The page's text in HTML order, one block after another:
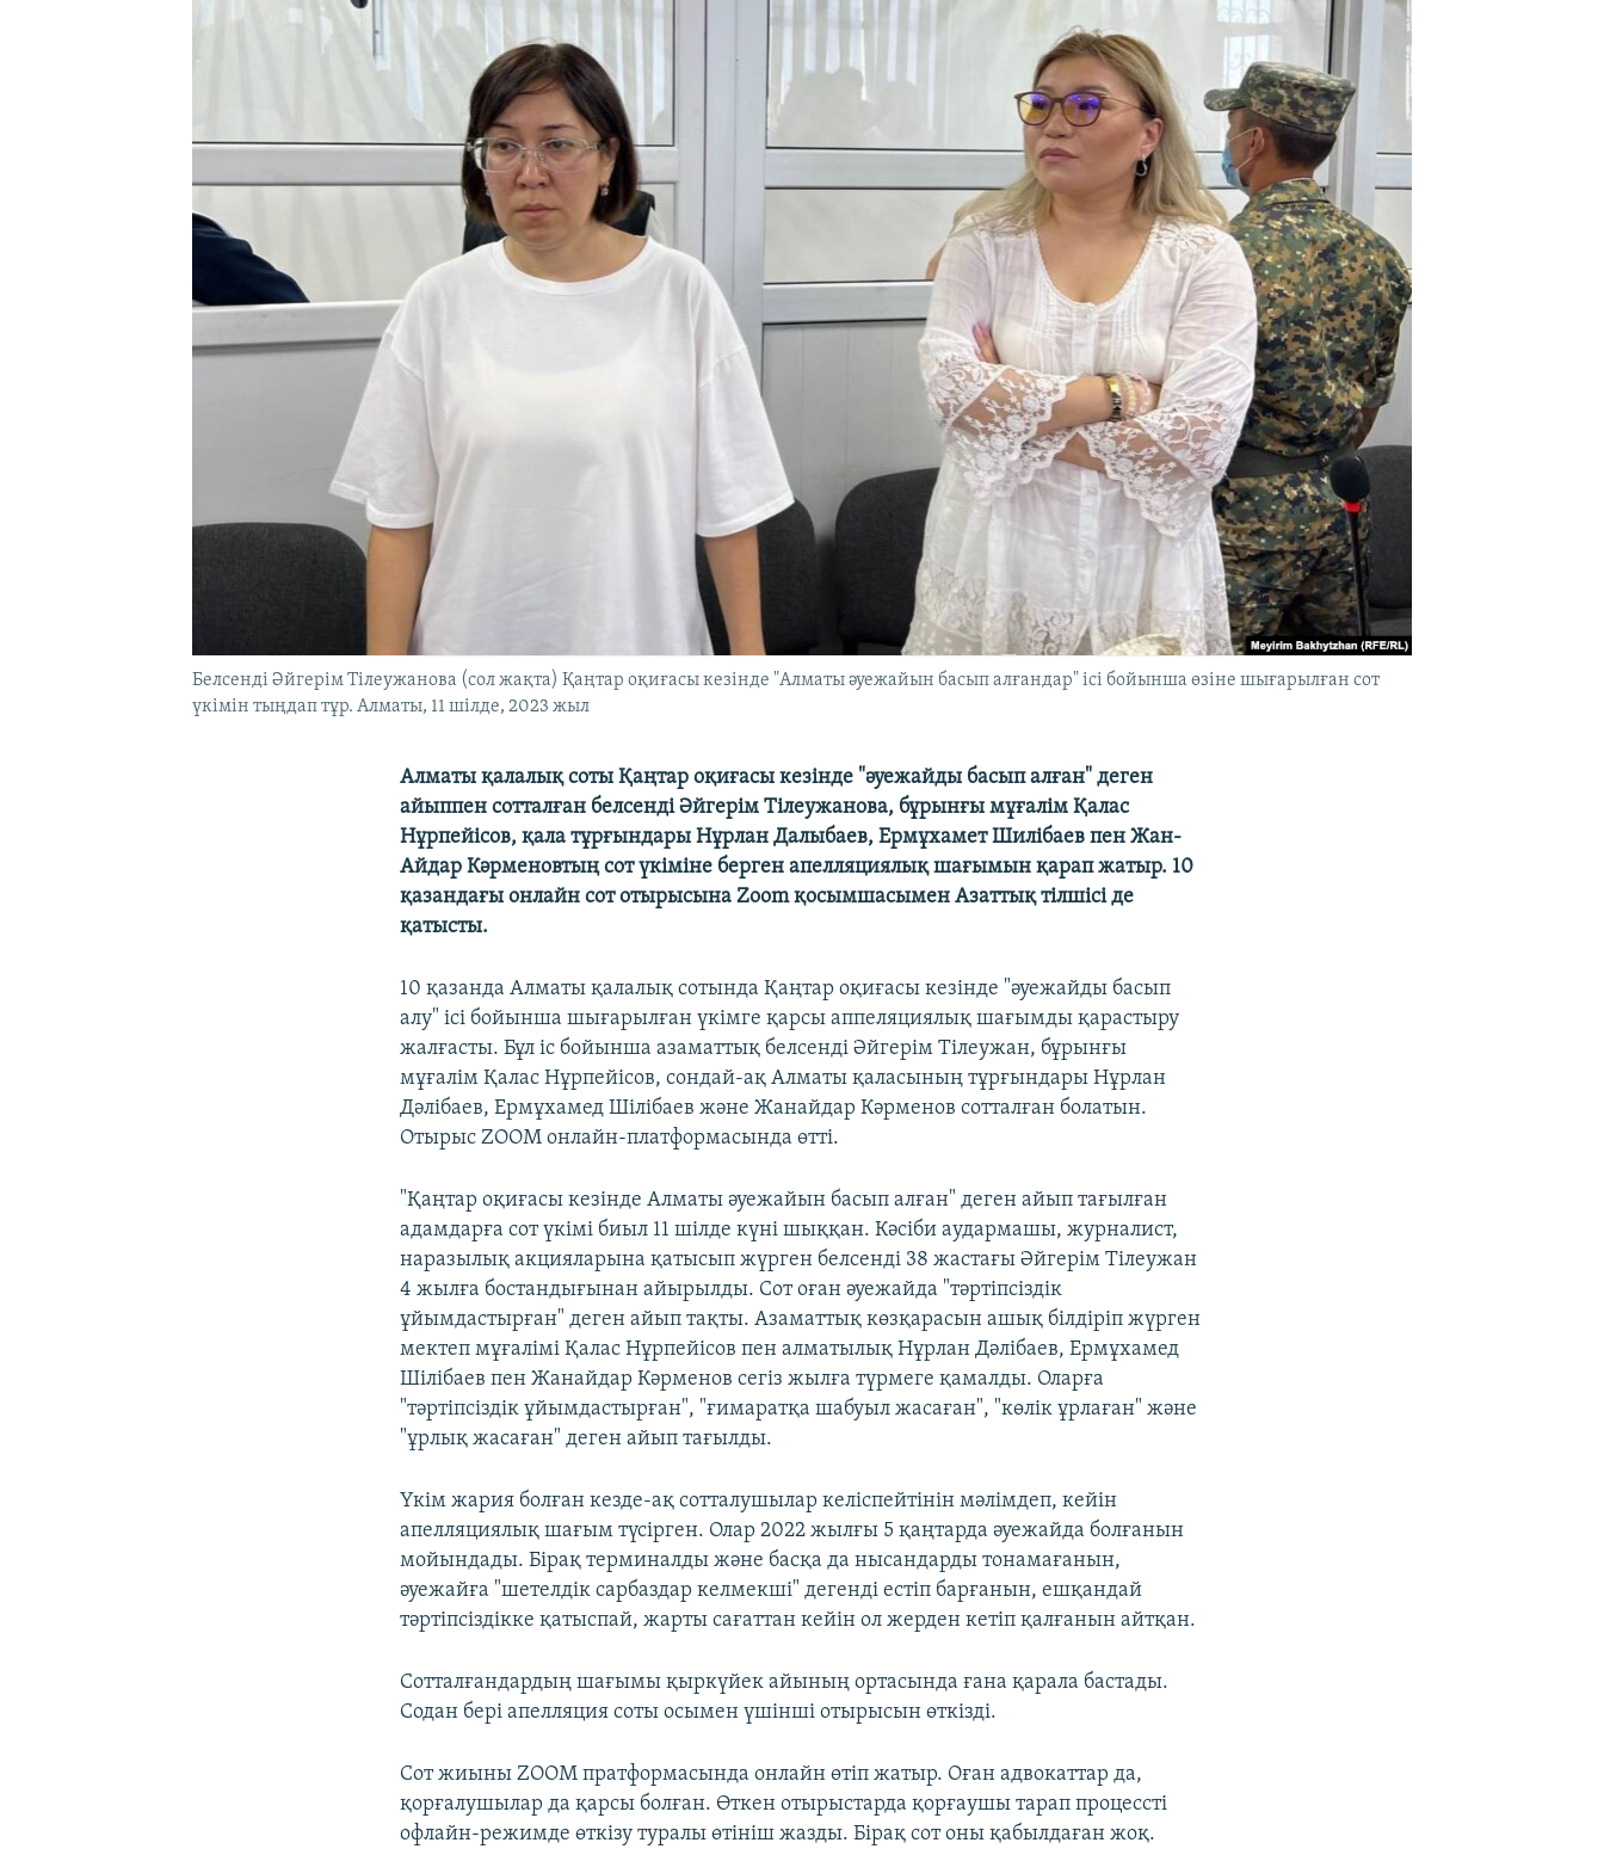
Белсенді Әйгерім Тілеужанова (сол жақта) Қаңтар оқиғасы кезінде "Алматы әуежайын басып алғандар" ісі бойынша өзіне шығарылған сот
үкімін тыңдап тұр. Алматы, 11 шілде, 2023 жыл
Алматы қалалық соты Қаңтар оқиғасы кезінде "әуежайды басып алған" деген
айыппен сотталған белсенді Әйгерім Тілеужанова, бұрынғы мұғалім Қалас
Нұрпейісов, қала тұрғындары Нұрлан Далыбаев, Ермұхамет Шилібаев пен Жан-
Айдар Кәрменовтың сот үкіміне берген апелляциялық шағымын қарап жатыр. 10
қазандағы онлайн сот отырысына Zoom қосымшасымен Азаттық тілшісі де
қатысты.
10 қазанда Алматы қалалық сотында Қаңтар оқиғасы кезінде "әуежайды басып
алу" ісі бойынша шығарылған үкімге қарсы аппеляциялық шағымды қарастыру
жалғасты. Бұл іс бойынша азаматтық белсенді Әйгерім Тілеужан, бұрынғы
мұғалім Қалас Нұрпейісов, сондай-ақ Алматы қаласының тұрғындары Нұрлан
Дәлібаев, Ермұхамед Шілібаев және Жанайдар Кәрменов сотталған болатын.
Отырыс ZOOM онлайн-платформасында өтті.
"Қаңтар оқиғасы кезінде Алматы әуежайын басып алған" деген айып тағылған
адамдарға сот үкімі биыл 11 шілде күні шыққан. Кәсіби аудармашы, журналист,
наразылық акцияларына қатысып жүрген белсенді 38 жастағы Әйгерім Тілеужан
4 жылға бостандығынан айырылды. Сот оған әуежайда "тәртіпсіздік
ұйымдастырған" деген айып тақты. Азаматтық көзқарасын ашық білдіріп жүрген
мектеп мұғалімі Қалас Нұрпейісов пен алматылық Нұрлан Дәлібаев, Ермұхамед
Шілібаев пен Жанайдар Кәрменов сегіз жылға түрмеге қамалды. Оларға
"тәртіпсіздік ұйымдастырған", "ғимаратқа шабуыл жасаған", "көлік ұрлаған" және
"ұрлық жасаған" деген айып тағылды.
Үкім жария болған кезде-ақ сотталушылар келіспейтінін мәлімдеп, кейін
апелляциялық шағым түсірген. Олар 2022 жылғы 5 қаңтарда әуежайда болғанын
мойындады. Бірақ терминалды және басқа да нысандарды тонамағанын,
әуежайға "шетелдік сарбаздар келмекші" дегенді естіп барғанын, ешқандай
тәртіпсіздікке қатыспай, жарты сағаттан кейін ол жерден кетіп қалғанын айтқан.
Сотталғандардың шағымы қыркүйек айының ортасында ғана қарала бастады.
Содан бері апелляция соты осымен үшінші отырысын өткізді.
Сот жиыны ZOOM пратформасында онлайн өтіп жатыр. Оған адвокаттар да,
қорғалушылар да қарсы болған. Өткен отырыстарда қорғаушы тарап процессті
офлайн-режимде өткізу туралы өтініш жазды. Бірақ сот оны қабылдаған жоқ.